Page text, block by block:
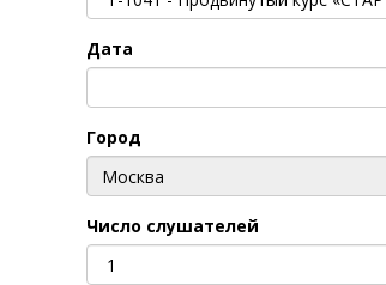
Дата
Город
Число слушателей